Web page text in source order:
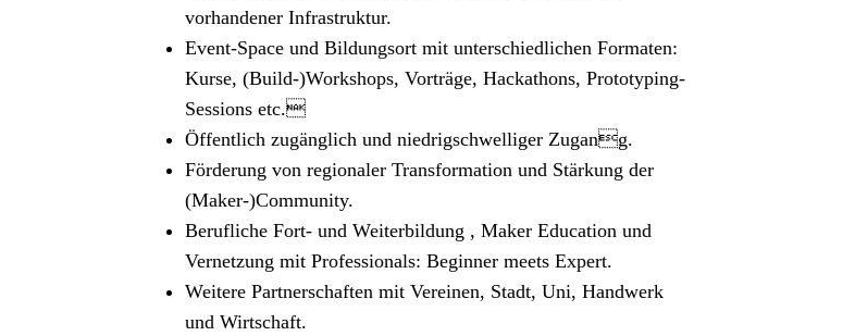
vorhandener Infrastruktur.
Event-Space und Bildungsort mit unterschiedlichen Formaten:
Kurse, (Build-)Workshops, Vorträge, Hackathons, Prototyping-
Sessions etc.
Öffentlich zugänglich und niedrigschwelliger Zugang.
Förderung von regionaler Transformation und Stärkung der
(Maker-)Community.
Berufliche Fort- und Weiterbildung , Maker Education und
Vernetzung mit Professionals: Beginner meets Expert.
Weitere Partnerschaften mit Vereinen, Stadt, Uni, Handwerk
und Wirtschaft.